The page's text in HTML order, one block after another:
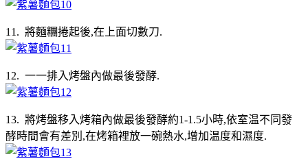
11. 將麵糰捲起後,在上面切數刀.
12. 一一排入烤盤內做最後發酵.
13. 將烤盤移入烤箱內做最後發酵約1-1.5小時,依室温不同發
酵時間會有差別,在烤箱裡放一碗熱水,增加温度和濕度.